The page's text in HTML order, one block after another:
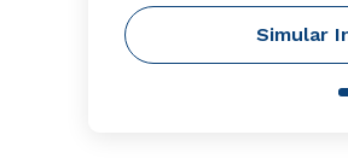
Simular